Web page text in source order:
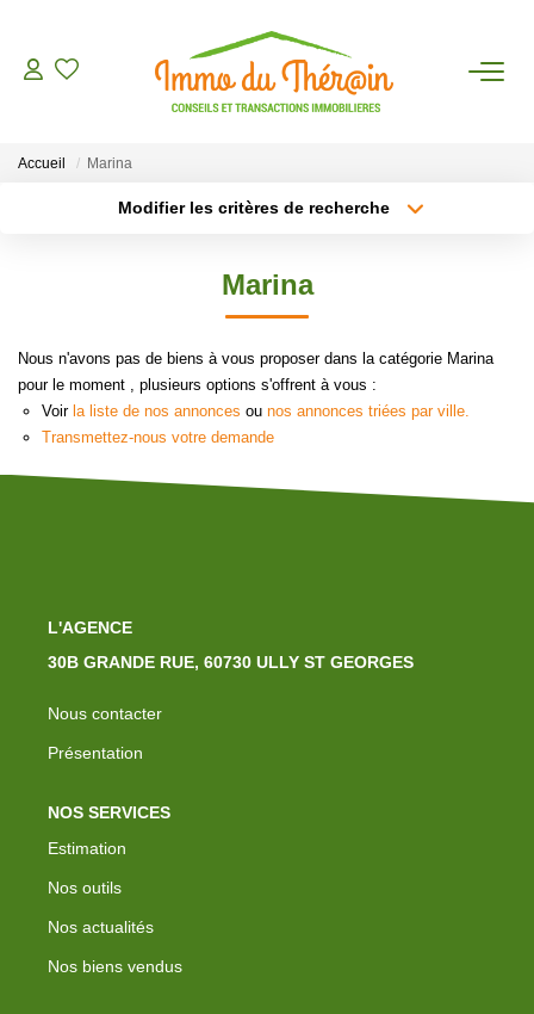
ESTIMER
CONTACT
Accueil Marina
Modifier les critères de recherche
Budget max Plus de critères
Marina
Nous n'avons pas de biens à vous proposer dans la catégorie Marina
pour le moment , plusieurs options s'offrent à vous :
Voir la liste de nos annonces ou nos annonces triées par ville.
Transmettez-nous votre demande
L'AGENCE
30B GRANDE RUE, 60730 ULLY ST GEORGES
Nous contacter
Présentation
NOS SERVICES
Estimation
Nos outils
Nos actualités
Nos biens vendus